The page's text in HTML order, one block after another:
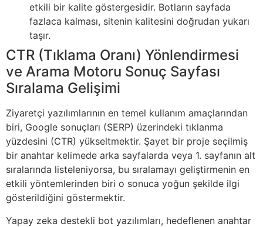
etkili bir kalite göstergesidir. Botların sayfada
fazlaca kalması, sitenin kalitesini doğrudan yukarı
taşır.
CTR (Tıklama Oranı) Yönlendirmesi
ve Arama Motoru Sonuç Sayfası
Sıralama Gelişimi
Ziyaretçi yazılımlarının en temel kullanım amaçlarından
biri, Google sonuçları (SERP) üzerindeki tıklanma
yüzdesini (CTR) yükseltmektir. Şayet bir proje seçilmiş
bir anahtar kelimede arka sayfalarda veya 1. sayfanın alt
sıralarında listeleniyorsa, bu sıralamayı geliştirmenin en
etkili yöntemlerinden biri o sonuca yoğun şekilde ilgi
gösterildiğini göstermektir.
Yapay zeka destekli bot yazılımları, hedeflenen anahtar